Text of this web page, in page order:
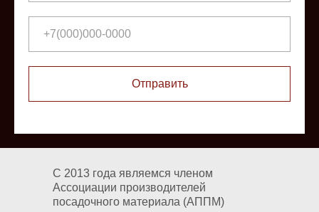
Отправить
С 2013 года являемся членом
Ассоциации производителей
посадочного материала (АППМ)